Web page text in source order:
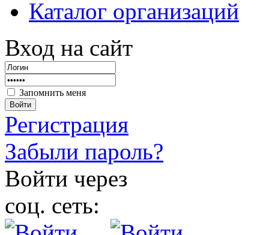
Каталог организаций
Вход на сайт
Запомнить меня
Войти
Регистрация
Забыли пароль?
Войти через
соц. сеть: